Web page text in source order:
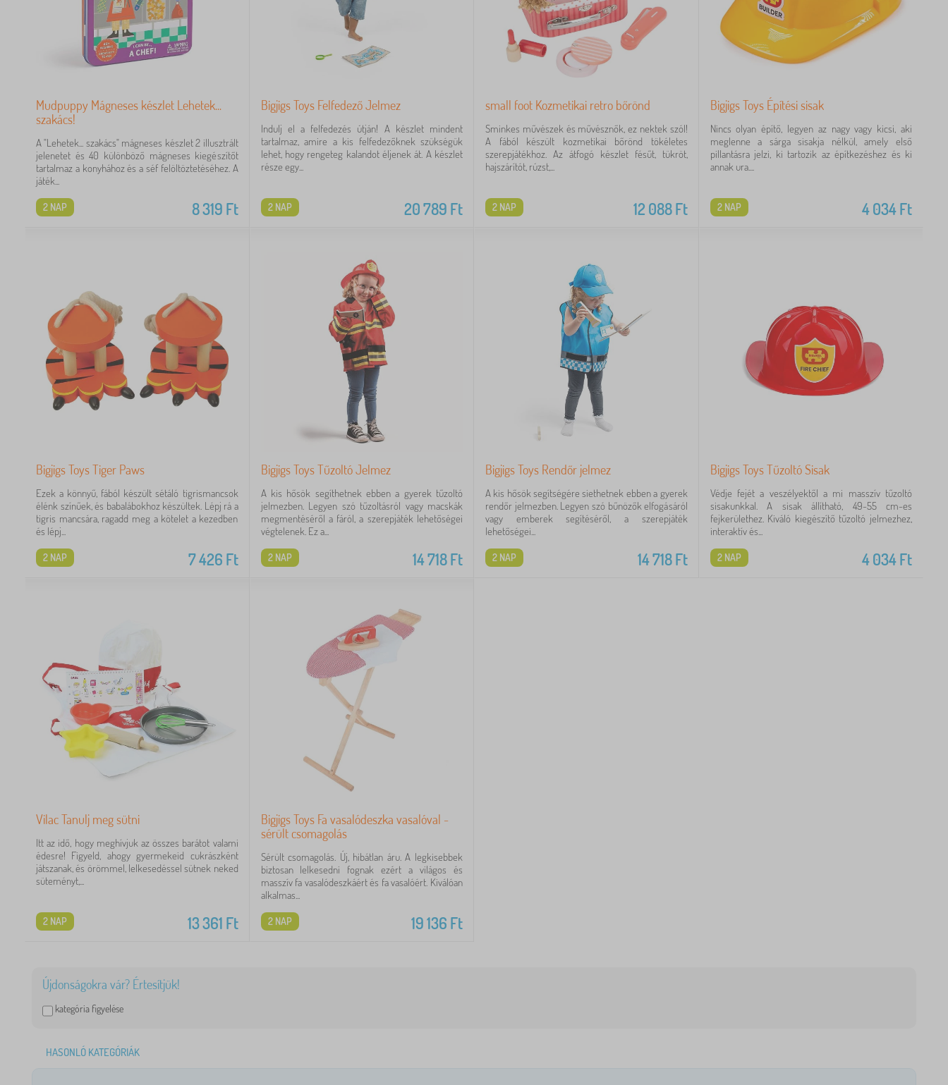
Mudpuppy Mágneses készlet Lehetek...
szakács!
A "Lehetek... szakács" mágneses készlet 2 illusztrált
jelenetet és 40 különböző mágneses kiegészítőt
tartalmaz a konyhához és a séf felöltöztetéséhez. A
játék...
8 319 Ft
2 NAP
Bigjigs Toys Felfedező Jelmez
Indulj el a felfedezés útján! A készlet mindent
tartalmaz, amire a kis felfedezőknek szükségük
lehet, hogy rengeteg kalandot éljenek át. A készlet
része egy...
20 789 Ft
2 NAP
small foot Kozmetikai retro bőrönd
Sminkes művészek és művésznők, ez nektek szól!
A fából készült kozmetikai bőrönd tökéletes
szerepjátékhoz. Az átfogó készlet fésűt, tükröt,
hajszárítót, rúzst,...
12 088Ft
2 NAP
Bigjigs Toys Építési sisak
Nincs olyan építő, legyen az nagy vagy kicsi, aki
meglenne a sárga sisakja nélkül, amely első
pillantásra jelzi, ki tartozik az építkezéshez és ki
annak ura....
4 034Ft
2 NAP
Bigjigs Toys Tiger Paws
Ezek a könnyű, fából készült sétáló tigrismancsok
élénk színűek, és babalábokhoz készültek. Lépj rá a
tigris mancsára, ragadd meg a kötelet a kezedben
és lépj...
7 426 Ft
2 NAP
Bigjigs Toys Tűzoltó Jelmez
A kis hősök segíthetnek ebben a gyerek tűzoltó
jelmezben. Legyen szó tűzoltásról vagy macskák
megmentéséről a fáról, a szerepjáték lehetőségei
végtelenek. Ez a...
14 718Ft
2 NAP
Bigjigs Toys Rendőr jelmez
A kis hősök segítségére siethetnek ebben a gyerek
rendőr jelmezben. Legyen szó bűnözők elfogásáról
vagy emberek segítéséről, a szerepjáték
lehetőségei...
14 718Ft
2 NAP
Bigjigs Toys Tűzoltó Sisak
Védje fejét a veszélyektől a mi masszív tűzoltó
sisakunkkal. A sisak állítható, 49-55 cm-es
fejkerülethez. Kiváló kiegészítő tűzoltó jelmezhez,
interaktív és...
4 034Ft
2 NAP
Vilac Tanulj meg sütni
Itt az idő, hogy meghívjuk az összes barátot valami
édesre! Figyeld, ahogy gyermekeid cukrászként
játszanak, és örömmel, lelkesedéssel sütnek neked
süteményt,...
13 361 Ft
2 NAP
Bigjigs Toys Fa vasalódeszka vasalóval -
sérült csomagolás
Sérült csomagolás. Új, hibátlan áru. A legkisebbek
biztosan lelkesedni fognak ezért a világos és
masszív fa vasalódeszkáért és fa vasalóért. Kiválóan
alkalmas...
19 136 Ft
2 NAP
Újdonságokra vár? Értesítjük!
kategória figyelése
HASONLÓ KATEGÓRIÁK